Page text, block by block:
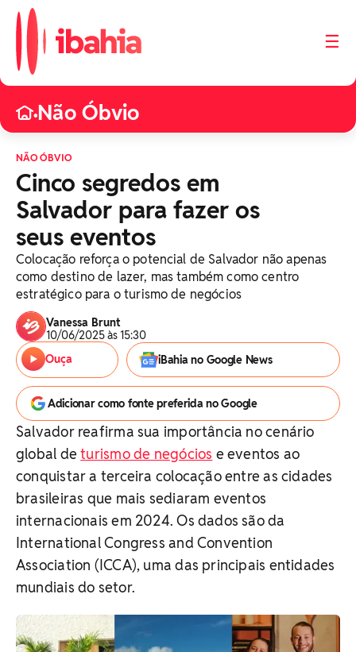
☰
•Não Óbvio
NÃO ÓBVIO
Cinco segredos em
Salvador para fazer os
seus eventos
Colocação reforça o potencial de Salvador não apenas
como destino de lazer, mas também como centro
estratégico para o turismo de negócios
Vanessa Brunt
10/06/2025 às 15:30
Ouça
iBahia no Google News
Adicionar como fonte preferida no Google
Salvador reafirma sua importância no cenário
global deturismo de negócios e eventos ao
conquistar a terceira colocação entre as cidades
brasileiras que mais sediaram eventos
internacionais em 2024. Os dados são da
International Congress and Convention
Association (ICCA), uma das principais entidades
mundiais do setor.